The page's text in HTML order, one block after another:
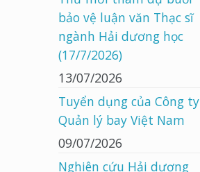
bảo vệ luận văn Thạc sĩ
ngành Hải dương học
(17/7/2026)
13/07/2026
Tuyển dụng của Công ty
Quản lý bay Việt Nam
09/07/2026
Nghiên cứu Hải dương